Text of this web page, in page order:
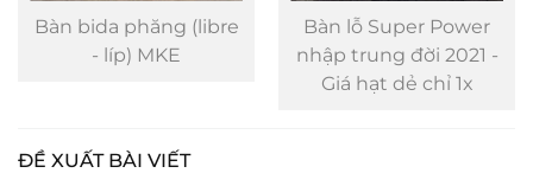
Bàn bida phăng (libre
- líp) MKE
Bàn lỗ Super Power
nhập trung đời 2021 -
Giá hạt dẻ chỉ 1x
ĐỀ XUẤT BÀI VIẾT